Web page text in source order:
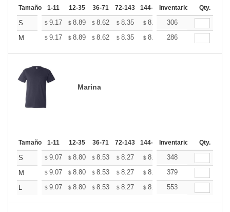
Tamaño 1-11 12-35 36-71 72-143 144-287 288 + Mas
Inventario Qty.
S $ 9.17 $ 8.89 $ 8.62 $ 8.35 $ 8.08 $7.94
306
M
$ 9.17 $ 8.89 $ 8.62 $ 8.35 $ 8.08 $7.94
286
Marina
Tamaño 1-11 12-35 36-71 72-143 144-287 288 + Mas
Inventario Qty.
S $ 9.07 $ 8.80 $ 8.53 $ 8.27 $ 8.00 $7.86
348
M
$ 9.07 $ 8.80 $ 8.53 $ 8.27 $ 8.00 $7.86
379
L
$ 9.07 $ 8.80 $ 8.53 $ 8.27 $ 8.00 $7.86
553